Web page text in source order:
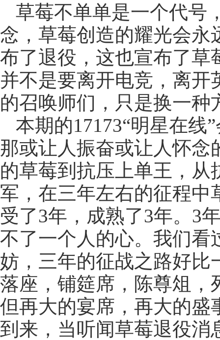
草莓不单单是一个代号
念，草莓创造的耀光会永
布了退役，这也宣布了草
并不是要离开电竞，离
的召唤师们，只是换一种
本期的17173“明星在线
那或让人振奋或让人怀念
的草莓到抗压上单王，
军，在三年左右的征程中
受了3年，成熟了3年。3
不了一个人的心。我们看
妨，三年的征战之路好比
落座，铺筵席，陈尊俎，
但再大的宴席，再大的盛
到来，当听闻草莓退役消